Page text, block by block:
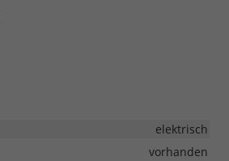
elektrisch
vorhanden